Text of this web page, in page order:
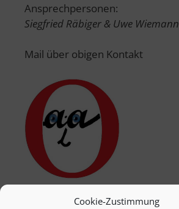
Cookie-Zustimmung
Ansprechpersonen:
Siegfried Räbiger & Uwe Wiemann
Mail über obigen Kontakt